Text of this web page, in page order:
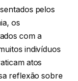
pelos
os
com a
indivíduos
atos
reflexão sobre